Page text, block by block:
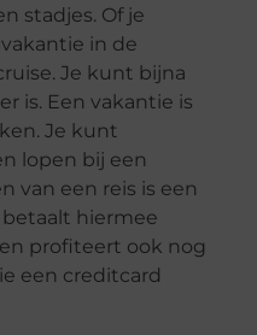
stadjes. Of je
in de
Je kunt bijna
is. Een vakantie is
Je kunt
lopen bij een
van een reis is een
hiermee
profiteert ook nog
een creditcard